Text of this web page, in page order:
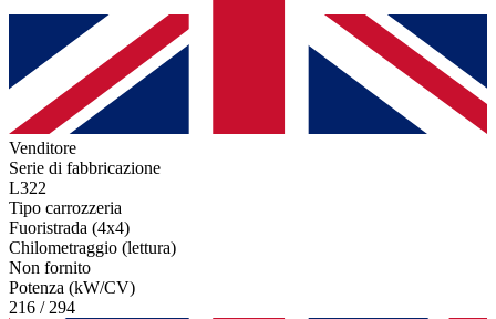
Venditore
Serie di fabbricazione
L322
Tipo carrozzeria
Fuoristrada (4x4)
Chilometraggio (lettura)
Non fornito
Potenza (kW/CV)
216 / 294